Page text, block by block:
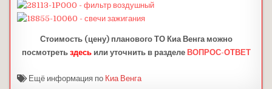
Стоимость (цену) планового ТО Киа Венга можно
посмотреть здесьили уточнить в разделе ВОПРОС-ОТВЕТ
Ещё информация по Киа Венга